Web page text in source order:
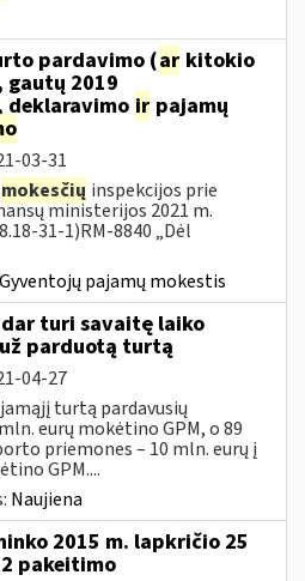
pardavimo (ar kitokio
2019
deklaravimo ir pajamų
03-31
mokesčių inspekcijos prie
ministerijos 2021 m.
31-1)RM-8840 „Dėl
Gyventojų pajamų mokestis
turi savaitę laiko
parduotą turtą
04-27
turtą pardavusių
eurų mokėtino GPM, o 89
priemones – 10 mln. eurų į
GPM....
Naujiena
2015 m. lapkričio 25
pakeitimo